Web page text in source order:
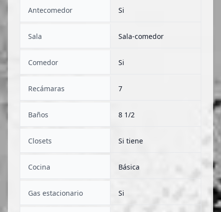
Antecomedor Si
Sala Sala-comedor
Comedor Si
Recámaras 7
Baños 8 1/2
Closets Si tiene
Cocina Básica
Gas estacionario Si